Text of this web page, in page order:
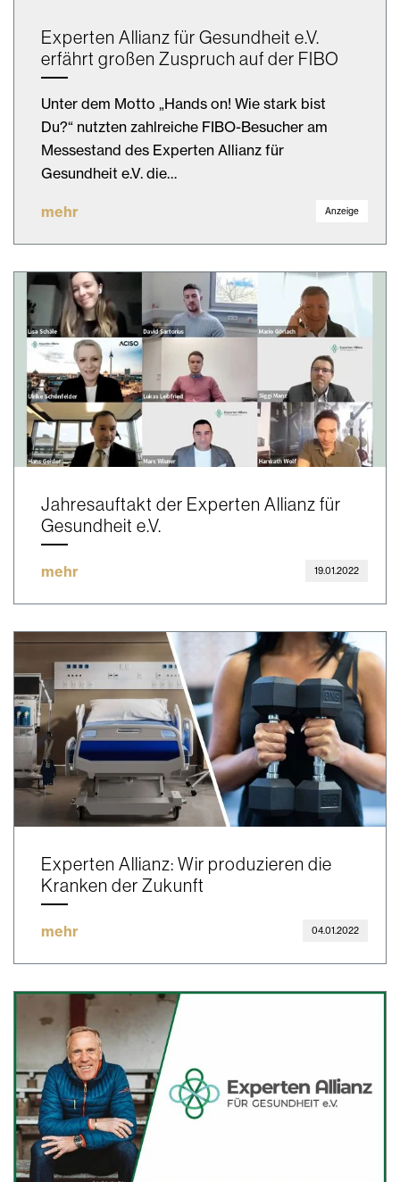
Experten Allianz für Gesundheit e.V.
erfährt großen Zuspruch auf der FIBO
Unter dem Motto „Hands on! Wie stark bist
Du?“ nutzten zahlreiche FIBO-Besucher am
Messestand des Experten Allianz für
Gesundheit e.V. die…
mehr Anzeige
Jahresauftakt der Experten Allianz für
Gesundheit e.V.
mehr 19.01.2022
Experten Allianz: Wir produzieren die
Kranken der Zukunft
mehr 04.01.2022